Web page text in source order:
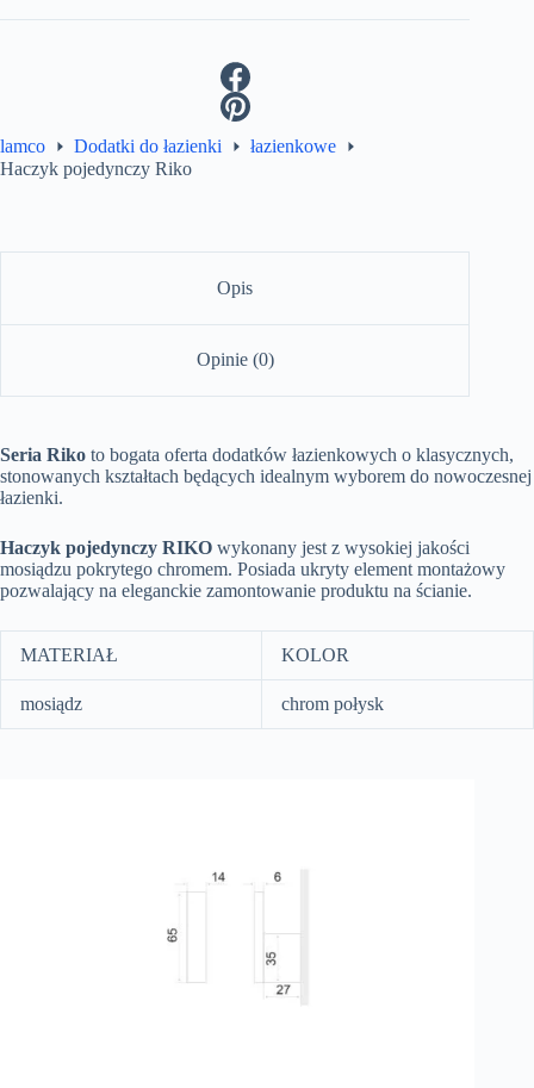
lamco Dodatki do łazienki
łazienkowe
Haczyk pojedynczy Riko
Opis
Opinie (0)
Seria Riko to bogata oferta dodatków łazienkowych o klasycznych,
stonowanych kształtach będących idealnym wyborem do nowoczesnej
łazienki.
Haczyk pojedynczy RIKO wykonany jest z wysokiej jakości
mosiądzu pokrytego chromem. Posiada ukryty element montażowy
pozwalający na eleganckie zamontowanie produktu na ścianie.
MATERIAŁ KOLOR
mosiądz chrom połysk